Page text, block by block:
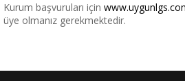
Kurum başvuruları için www.
üye olmanız gerekmektedir.